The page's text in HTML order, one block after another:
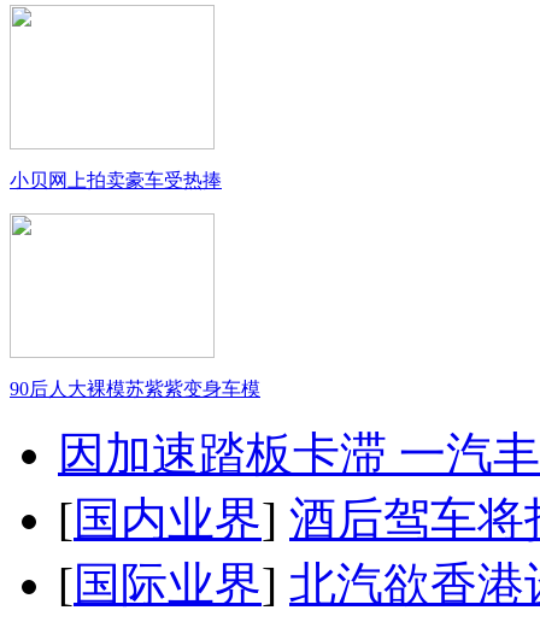
小贝网上拍卖豪车受热捧
90后人大裸模苏紫紫变身车模
因加速踏板卡滞 一汽
[国内业界] 酒后驾车将
[国际业界] 北汽欲香港